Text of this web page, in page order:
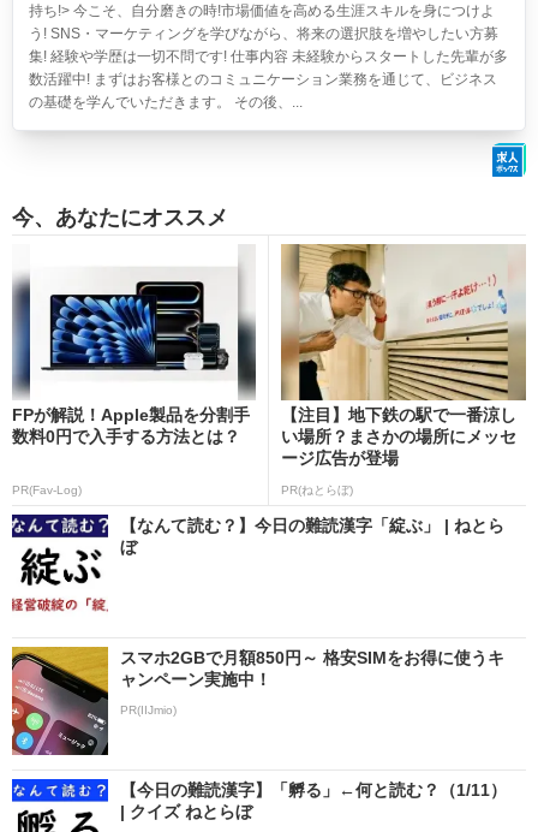
持ち!> 今こそ、自分磨きの時!市場価値を高める生涯スキルを身につけよ
う! SNS・マーケティングを学びながら、将来の選択肢を増やしたい方募
集! 経験や学歴は一切不問です! 仕事内容 未経験からスタートした先輩が多
数活躍中! まずはお客様とのコミュニケーション業務を通じて、ビジネス
の基礎を学んでいただきます。 その後、...
今、あなたにオススメ
FPが解説！Apple製品を分割手
数料0円で入手する方法とは？
PR(Fav-Log)
【注目】地下鉄の駅で一番涼し
い場所？まさかの場所にメッセ
ージ広告が登場
PR(ねとらぼ)
【なんて読む？】今日の難読漢字「綻ぶ」 | ねとら
ぼ
スマホ2GBで月額850円～ 格安SIMをお得に使うキ
ャンペーン実施中！
PR(IIJmio)
【今日の難読漢字】「孵る」←何と読む？（1/11）
| クイズ ねとらぼ